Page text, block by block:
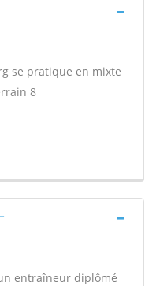
se pratique en mixte
8
entraîneur diplômé